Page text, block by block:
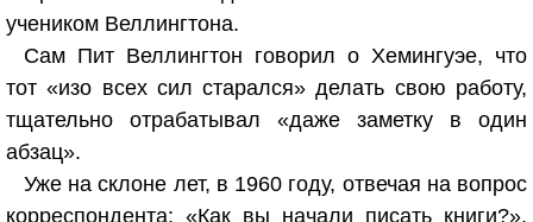
учеником Веллингтона.
Сам Пит Веллингтон говорил о Хемингуэе, что
тот «изо всех сил старался» делать свою работу,
тщательно отрабатывал «даже заметку в один
абзац».
Уже на склоне лет, в 1960 году, отвечая на вопрос
корреспондента: «Как вы начали писать книги?»,